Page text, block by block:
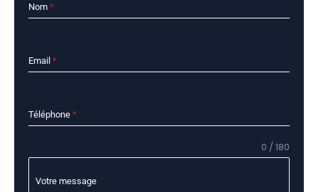
Nom *
Email *
Téléphone *
Votre message
0 / 180